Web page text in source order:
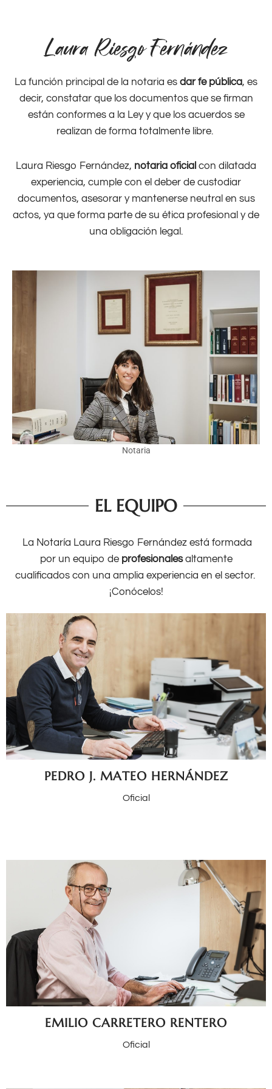
Laura Riesgo Fernández
La función principal de la notaria es dar fe pública, es
decir, constatar que los documentos que se firman
están conformes a la Ley y que los acuerdos se
realizan de forma totalmente libre.
Laura Riesgo Fernández, notaria oficial con dilatada
experiencia, cumple con el deber de custodiar
documentos, asesorar y mantenerse neutral en sus
actos, ya que forma parte de su ética profesional y de
una obligación legal.
Notaria
EL EQUIPO
La Notaría Laura Riesgo Fernández está formada
por un equipo de profesionalesaltamente
cualificados con una amplia experiencia en el sector.
¡Conócelos!
PEDRO J. MATEO HERNÁNDEZ
Oficial
EMILIO CARRETERO RENTERO
Oficial